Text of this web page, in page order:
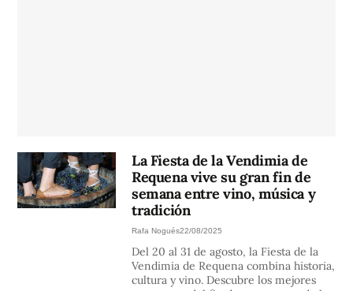
La Fiesta de la Vendimia de
Requena vive su gran fin de
semana entre vino, música y
tradición
Rafa Nogués22/08/2025
Del 20 al 31 de agosto, la Fiesta de la
Vendimia de Requena combina historia,
cultura y vino. Descubre los mejores